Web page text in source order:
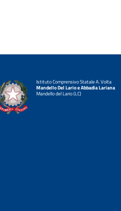
Istituto Comprensivo Statale A. Volta
Mandello Del Lario e Abbadia Lariana
Mandello del Lario (LC)